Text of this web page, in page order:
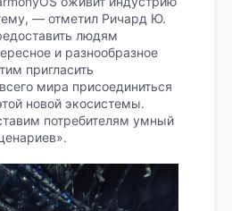
— отметил Ричард Ю.
людям
и разнообразное
пригласить
мира присоединиться
новой экосистемы.
потребителям умный